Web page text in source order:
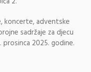
koncerte, adventske
sadržaje za djecu
2025. godine.